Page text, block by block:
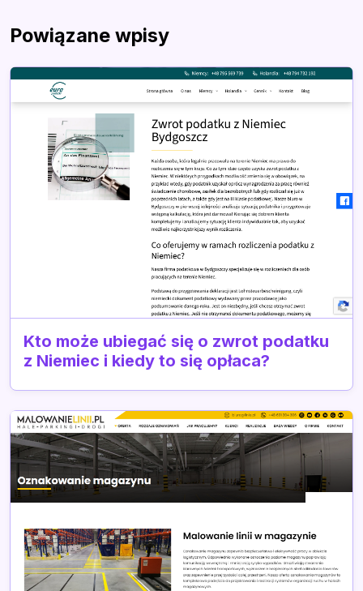
Powiązane wpisy
Kto może ubiegać się o zwrot podatku
z Niemiec i kiedy to się opłaca?